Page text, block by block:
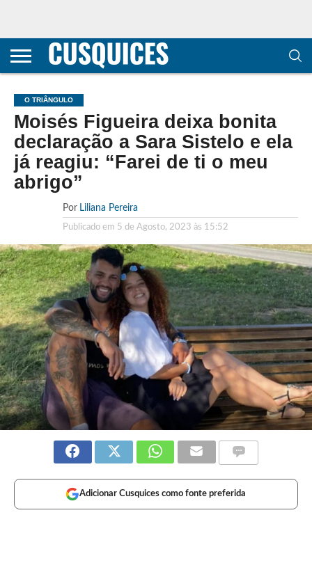
CONTACTOS
HOME
POLÍTICA DE
E COOKIES
SOBRE
TERMOS E
TRANSPARÊNCIA
METODOLOGIA
O TRIÂNGULO
Moisés Figueira deixa bonita
declaração a Sara Sistelo e ela
já reagiu: “Farei de ti o meu
abrigo”
Por Liliana Pereira
Publicado em 5 de Agosto, 2023 às 15:52
Adicionar Cusquices como fonte preferida